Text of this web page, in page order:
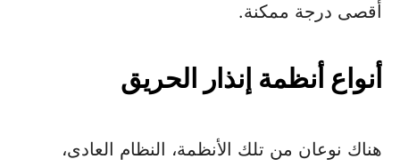
أقصى درجة ممكنة.
أنواع أنظمة إنذار الحريق
هناك نوعان من تلك الأنظمة، النظام العادى،